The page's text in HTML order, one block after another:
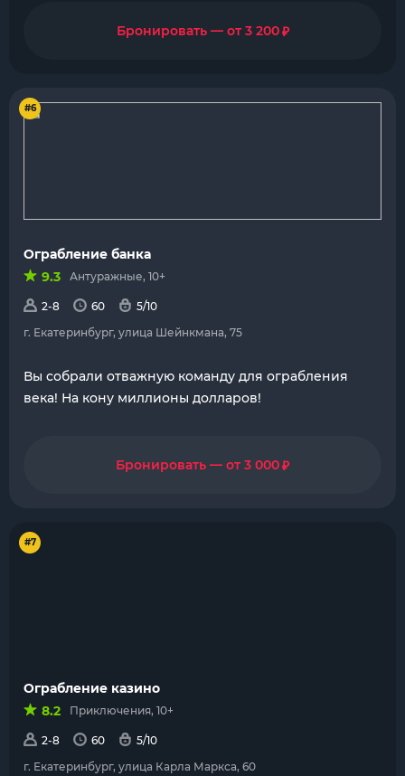
Бронировать — от 3 200₽
#6
Ограбление банка
9.3
Антуражные, 10+
2-8 60
5/10
г. Екатеринбург, улица Шейнкмана, 75
Вы собрали отважную команду для ограбления
века! На кону миллионы долларов!
Бронировать — от 3 000₽
#7
Ограбление казино
8.2
Приключения, 10+
2-8 60
5/10
г. Екатеринбург, улица Карла Маркса, 60